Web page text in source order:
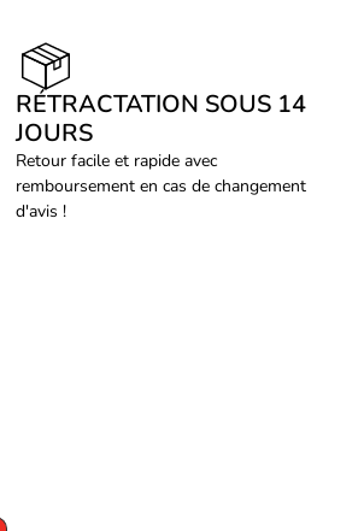
RÉTRACTATION SOUS 14
JOURS
Retour facile et rapide avec
remboursement en cas de changement
d'avis !